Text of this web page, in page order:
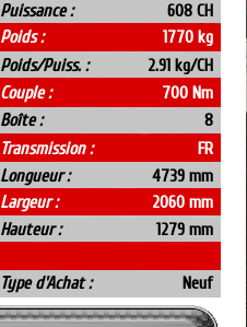
Puissance :
608 CH
Poids :
1770 kg
Poids/Puiss. :
2.91 kg/CH
Couple :
700 Nm
Boîte :
8
Transmission :
FR
Longueur :
4739 mm
Largeur :
2060 mm
Hauteur :
1279 mm
Type d'Achat : Neuf